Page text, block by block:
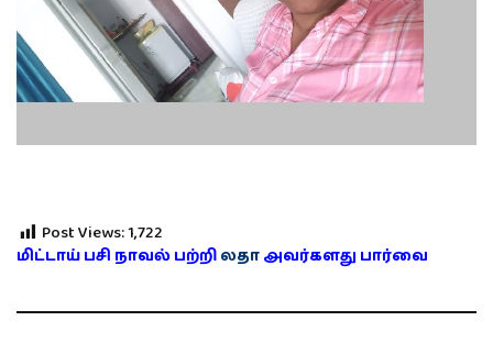
Post Views:1,722
மிட்டாய் பசி நாவல் பற்றிலதாஅவர்களது பார்வை